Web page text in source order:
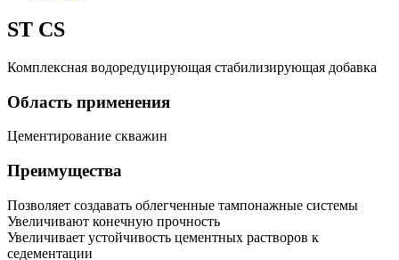
ST CS
Комплексная водоредуцирующая стабилизирующая добавка
Область применения
Цементирование скважин
Преимущества
Позволяет создавать облегченные тампонажные системы
Увеличивают конечную прочность
Увеличивает устойчивость цементных растворов к
седементации